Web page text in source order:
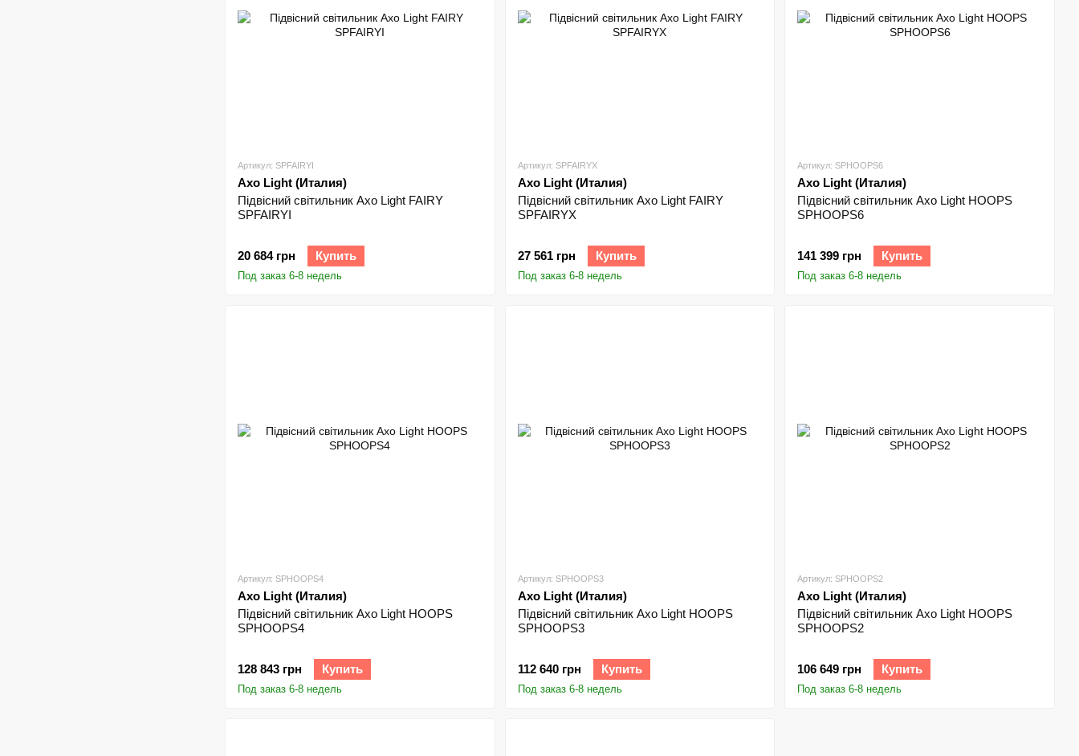
Артикул: SPFAIRYI
Axo Light (Италия)
Підвісний світильник Axo Light FAIRY
SPFAIRYI
20 684 грн Купить
Под заказ 6-8 недель
Артикул: SPFAIRYX
Axo Light (Италия)
Підвісний світильник Axo Light FAIRY
SPFAIRYX
27 561 грн Купить
Под заказ 6-8 недель
Артикул: SPHOOPS6
Axo Light (Италия)
Підвісний світильник Axo Light HOOPS
SPHOOPS6
141 399 грн Купить
Под заказ 6-8 недель
Артикул: SPHOOPS4
Axo Light (Италия)
Підвісний світильник Axo Light HOOPS
SPHOOPS4
128 843 грн Купить
Под заказ 6-8 недель
Артикул: SPHOOPS3
Axo Light (Италия)
Підвісний світильник Axo Light HOOPS
SPHOOPS3
112 640 грн Купить
Под заказ 6-8 недель
Артикул: SPHOOPS2
Axo Light (Италия)
Підвісний світильник Axo Light HOOPS
SPHOOPS2
106 649 грн Купить
Под заказ 6-8 недель